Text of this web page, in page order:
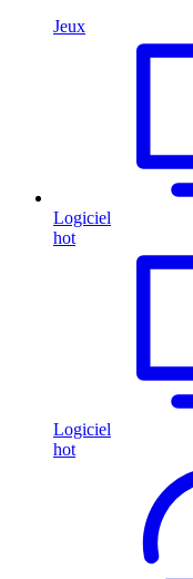
Jeux
Logiciel
hot
Logiciel
hot